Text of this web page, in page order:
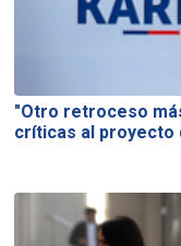
"Otro retroceso
críticas al proyecto